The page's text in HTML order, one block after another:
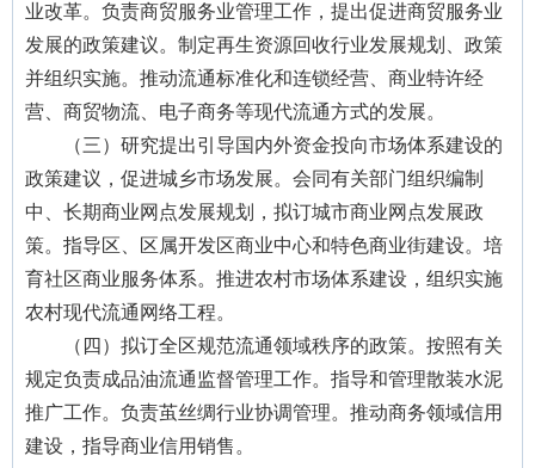
业改革。负责商贸服务业管理工作，提出促进商贸服务业
发展的政策建议。制定再生资源回收行业发展规划、政策
并组织实施。推动流通标准化和连锁经营、商业特许经
营、商贸物流、电子商务等现代流通方式的发展。
（三）研究提出引导国内外资金投向市场体系建设的
政策建议，促进城乡市场发展。会同有关部门组织编制
中、长期商业网点发展规划，拟订城市商业网点发展政
策。指导区、区属开发区商业中心和特色商业街建设。培
育社区商业服务体系。推进农村市场体系建设，组织实施
农村现代流通网络工程。
（四）拟订全区规范流通领域秩序的政策。按照有关
规定负责成品油流通监督管理工作。指导和管理散装水泥
推广工作。负责茧丝绸行业协调管理。推动商务领域信用
建设，指导商业信用销售。